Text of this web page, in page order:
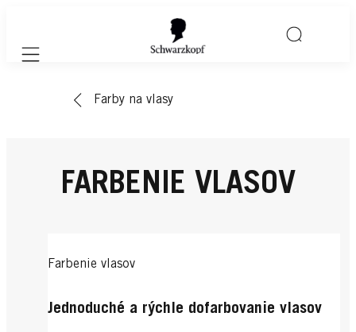
Mobile navigation
Farby na vlasy
FARBENIE VLASOV
Farbenie vlasov
Jednoduché a rýchle dofarbovanie vlasov